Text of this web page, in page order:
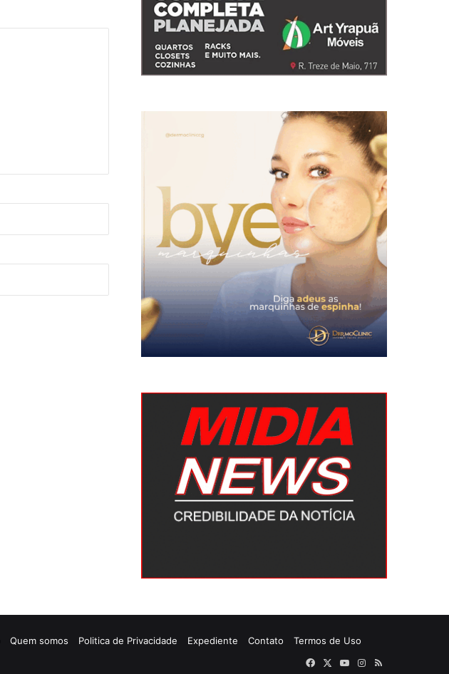
Quem somos Politica de Privacidade Expediente Contato Termos de Uso
FacebookYouTubeInstagram